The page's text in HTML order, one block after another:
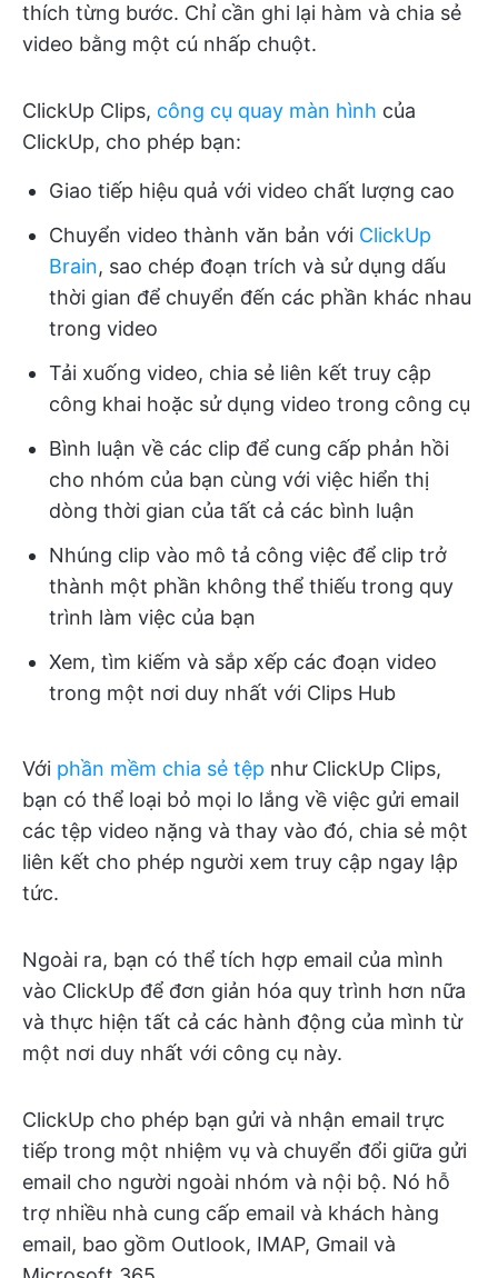
thích từng bước. Chỉ cần ghi lại hàm và chia sẻ
video bằng một cú nhấp chuột.
ClickUp Clips, công cụ quay màn hình của
ClickUp, cho phép bạn:
Giao tiếp hiệu quả với video chất lượng cao
Chuyển video thành văn bản với ClickUp
Brain, sao chép đoạn trích và sử dụng dấu
thời gian để chuyển đến các phần khác nhau
trong video
Tải xuống video, chia sẻ liên kết truy cập
công khai hoặc sử dụng video trong công cụ
Bình luận về các clip để cung cấp phản hồi
cho nhóm của bạn cùng với việc hiển thị
dòng thời gian của tất cả các bình luận
Nhúng clip vào mô tả công việc để clip trở
thành một phần không thể thiếu trong quy
trình làm việc của bạn
Xem, tìm kiếm và sắp xếp các đoạn video
trong một nơi duy nhất với Clips Hub
Với phần mềm chia sẻ tệp như ClickUp Clips,
bạn có thể loại bỏ mọi lo lắng về việc gửi email
các tệp video nặng và thay vào đó, chia sẻ một
liên kết cho phép người xem truy cập ngay lập
tức.
Ngoài ra, bạn có thể tích hợp email của mình
vào ClickUp để đơn giản hóa quy trình hơn nữa
và thực hiện tất cả các hành động của mình từ
một nơi duy nhất với công cụ này.
ClickUp cho phép bạn gửi và nhận email trực
tiếp trong một nhiệm vụ và chuyển đổi giữa gửi
email cho người ngoài nhóm và nội bộ. Nó hỗ
trợ nhiều nhà cung cấp email và khách hàng
email, bao gồm Outlook, IMAP, Gmail và